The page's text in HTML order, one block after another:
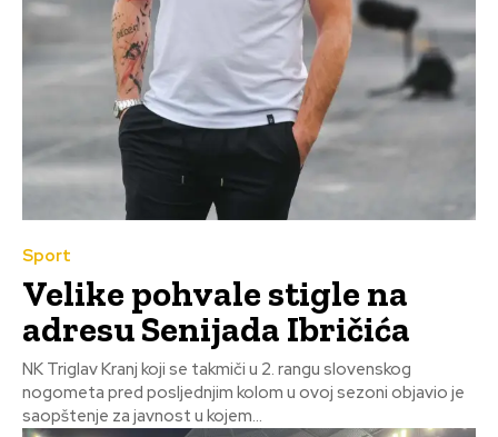
Sport
Velike pohvale stigle na
adresu Senijada Ibričića
NK Triglav Kranj koji se takmiči u 2. rangu slovenskog
nogometa pred posljednjim kolom u ovoj sezoni objavio je
saopštenje za javnost u kojem...